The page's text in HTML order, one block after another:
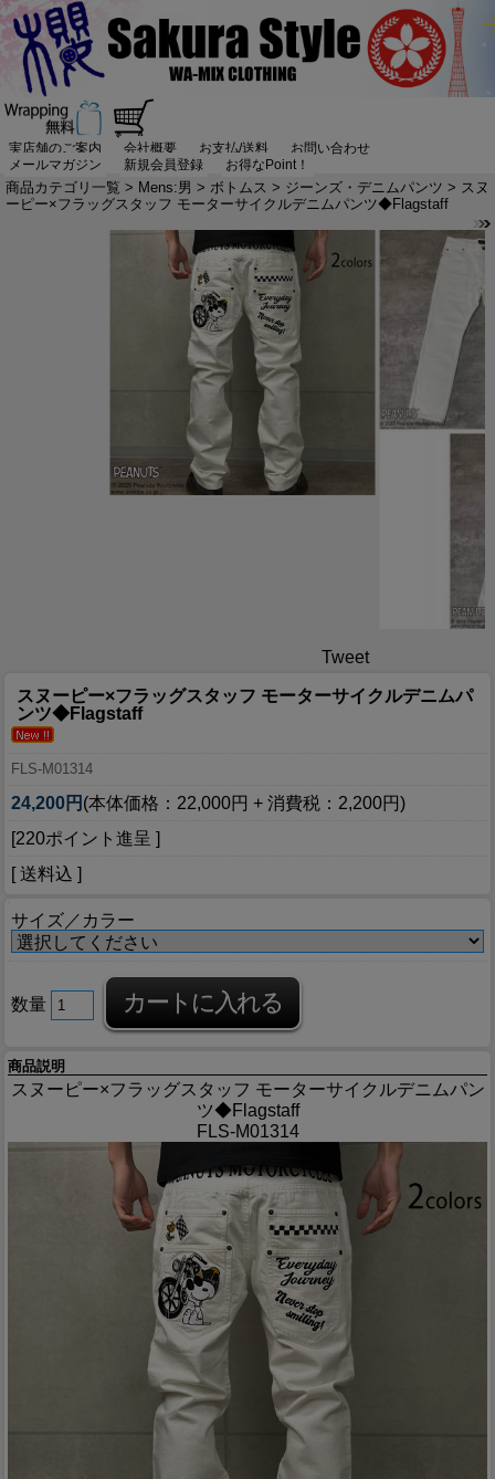
実店舗のご案内 会社概要 お支払/送料
お問い合わせ
メールマガジン
新規会員登録 お得なPoint！
商品カテゴリ一覧 > Mens:男 > ボトムス > ジーンズ・デニムパンツ > スヌ
ーピー×フラッグスタッフ モーターサイクルデニムパンツ◆Flagstaff
Tweet
スヌーピー×フラッグスタッフ モーターサイクルデニムパ
ンツ◆Flagstaff
FLS-M01314
24,200円 (本体価格：22,000円 + 消費税：2,200円)
[220ポイント進呈 ]
[ 送料込 ]
サイズ／カラー
数量
商品説明
スヌーピー×フラッグスタッフ モーターサイクルデニムパン
ツ◆Flagstaff
FLS-M01314